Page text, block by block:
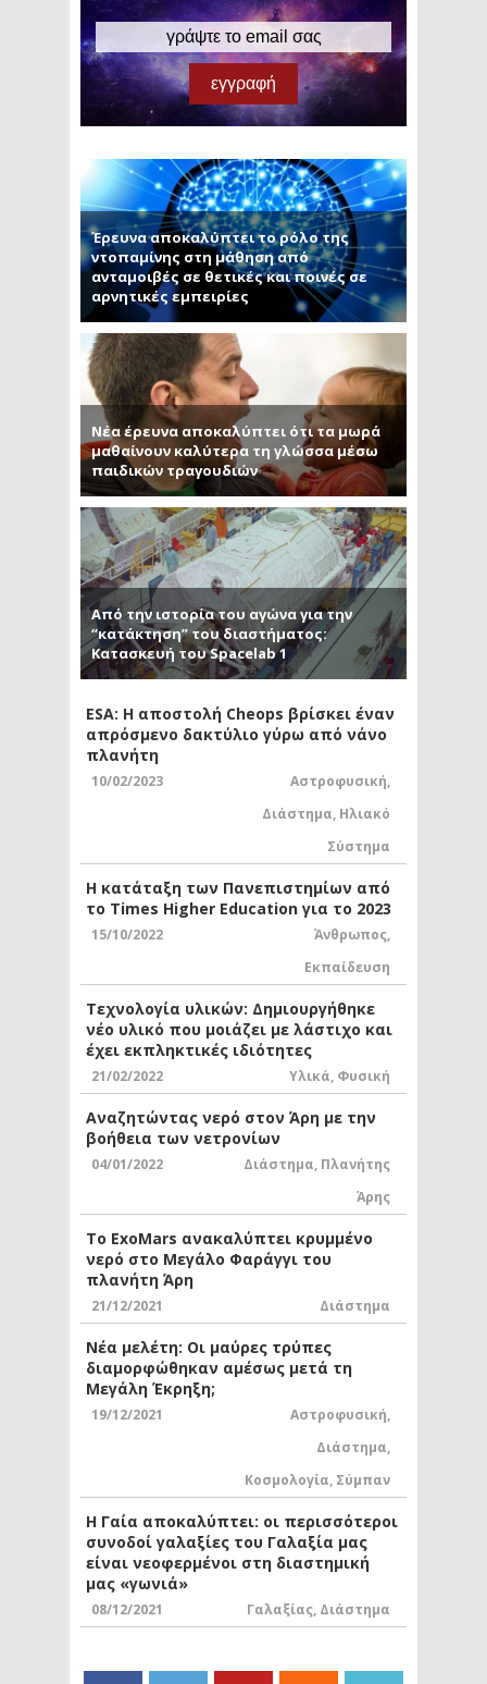
Έρευνα αποκαλύπτει το ρόλο της
ντοπαμίνης στη μάθηση από
ανταμοιβές σε θετικές και ποινές σε
αρνητικές εμπειρίες
Νέα έρευνα αποκαλύπτει ότι τα μωρά
μαθαίνουν καλύτερα τη γλώσσα μέσω
παιδικών τραγουδιών
Από την ιστορία του αγώνα για την
“κατάκτηση” του διαστήματος:
Κατασκευή του Spacelab 1
ESA: Η αποστολή Cheops βρίσκει έναν
απρόσμενο δακτύλιο γύρω από νάνο
πλανήτη
10/02/2023 Αστροφυσική,
Διάστημα, Ηλιακό
Σύστημα
Η κατάταξη των Πανεπιστημίων από
το Times Higher Education για το 2023
15/10/2022 Άνθρωπος,
Εκπαίδευση
Τεχνολογία υλικών: Δημιουργήθηκε
νέο υλικό που μοιάζει με λάστιχο και
έχει εκπληκτικές ιδιότητες
21/02/2022 Υλικά, Φυσική
Αναζητώντας νερό στον Άρη με την
βοήθεια των νετρονίων
04/01/2022 Διάστημα, Πλανήτης
Άρης
Το ExoMars ανακαλύπτει κρυμμένο
νερό στο Μεγάλο Φαράγγι του
πλανήτη Άρη
21/12/2021 Διάστημα
Νέα μελέτη: Οι μαύρες τρύπες
διαμορφώθηκαν αμέσως μετά τη
Μεγάλη Έκρηξη;
19/12/2021 Αστροφυσική,
Διάστημα,
Κοσμολογία, Σύμπαν
Η Γαία αποκαλύπτει: οι περισσότεροι
συνοδοί γαλαξίες του Γαλαξία μας
είναι νεοφερμένοι στη διαστημική
μας «γωνιά»
08/12/2021 Γαλαξίας, Διάστημα